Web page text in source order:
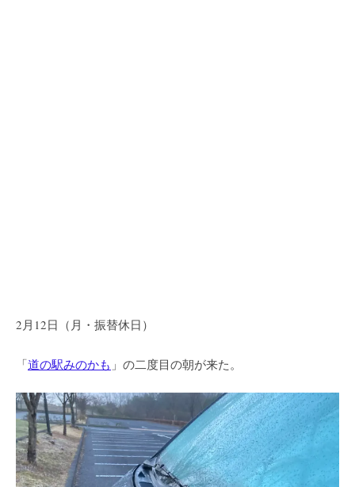
2月12日（月・振替休日）
「道の駅みのかも 」の二度目の朝が来た。